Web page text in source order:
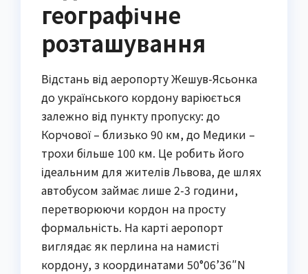
географічне
розташування
Відстань від аеропорту Жешув-Ясьонка
до українського кордону варіюється
залежно від пункту пропуску: до
Корчової – близько 90 км, до Медики –
трохи більше 100 км. Це робить його
ідеальним для жителів Львова, де шлях
автобусом займає лише 2-3 години,
перетворюючи кордон на просту
формальність. На карті аеропорт
виглядає як перлина на намисті
кордону, з координатами 50°06’36″N